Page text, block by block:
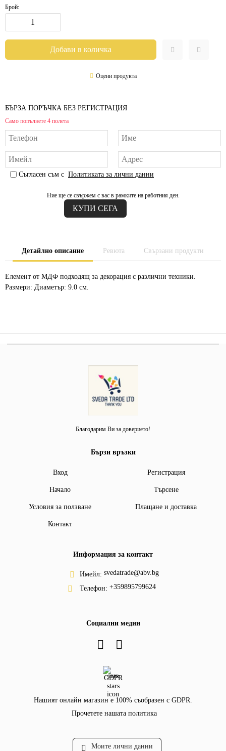
Брой:
Оцени продукта
БЪРЗА ПОРЪЧКА БЕЗ РЕГИСТРАЦИЯ
Само попълнете 4 полета
Съгласен съм с Политиката за лични данни
Ние ще се свържем с вас в рамките на работния ден.
Детайлно описание Ревюта Свързани продукти
Елемент от МДФ подходящ за декорация с различни техники.
Размери: Диаметър: 9.0 см.
Благодарим Ви за доверието!
Бързи връзки
Вход Регистрация
Начало Търсене
Условия за ползване Плащане и доставка
Контакт
Информация за контакт
Имейл: svedatrade@abv.bg
Телефон: +359895799624
Социални медии
GDPR
Нашият онлайн магазин е 100% съобразен с GDPR.
Прочетете нашата политика
Моите лични данни